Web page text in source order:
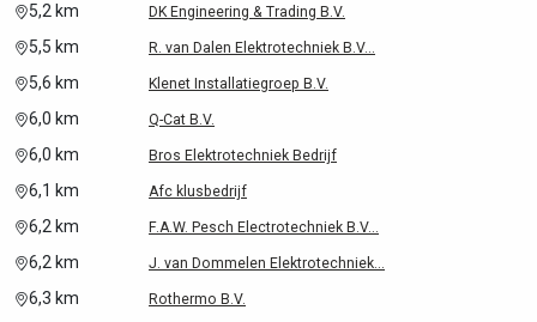
5,2 km DK Engineering & Trading B.V.
5,5 km R. van Dalen Elektrotechniek B.V...
5,6 km Klenet Installatiegroep B.V.
6,0 km Q-Cat B.V.
6,0 km Bros Elektrotechniek Bedrijf
6,1 km Afc klusbedrijf
6,2 km F.A.W. Pesch Electrotechniek B.V...
6,2 km J. van Dommelen Elektrotechniek...
6,3 km Rothermo B.V.